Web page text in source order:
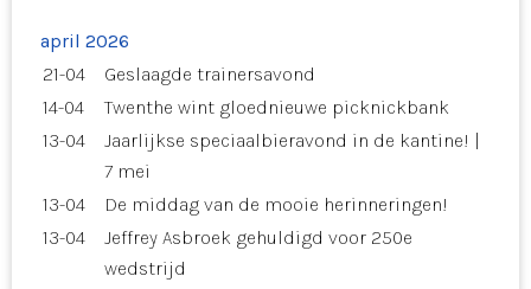
april 2026
21-04
Geslaagde trainersavond
14-04
Twenthe wint gloednieuwe picknickbank
13-04
Jaarlijkse speciaalbieravond in de kantine! |
7 mei
13-04
De middag van de mooie herinneringen!
13-04
Jeffrey Asbroek gehuldigd voor 250e
wedstrijd